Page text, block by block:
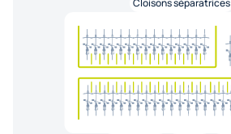
Cloisons séparatrices